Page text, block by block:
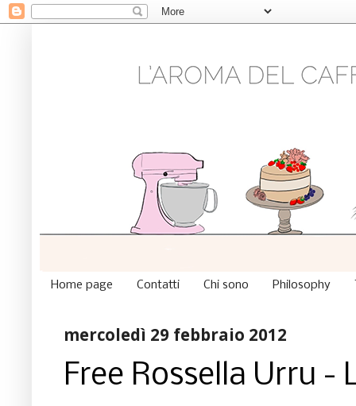
Home page Contatti Chi sono Philosophy
mercoledì 29 febbraio 2012
Free Rossella Urru -